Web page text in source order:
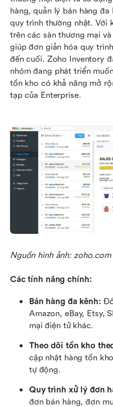
hàng, quản lý bán hàng
quy trình thường nhật. Với
trên các sàn thương mại
giúp đơn giản hóa quy
đến cuối. Zoho Inventory
nhóm đang phát triển
tồn kho có khả năng mở
tạp của Enterprise.
Nguồn hình ảnh: zoho.com
Các tính năng chính:
Bán hàng đa kênh:
Amazon, eBay, Etsy,
mại điện tử khác.
Theo dõi tồn kho
cập nhật hàng tồn
tự động.
Quy trình xử lý đơn
đơn bán hàng, đơn